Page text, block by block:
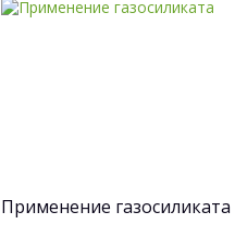
Применение газосиликата